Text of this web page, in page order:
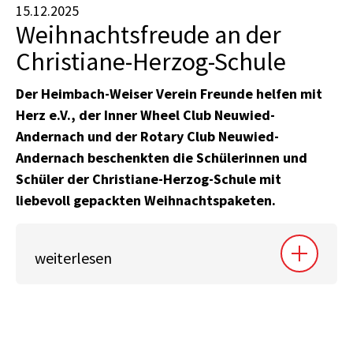
15.12.2025
Weihnachtsfreude an der
Christiane-Herzog-Schule
Der Heimbach-Weiser Verein Freunde helfen mit
Herz e.V., der Inner Wheel Club Neuwied-
Andernach und der Rotary Club Neuwied-
Andernach beschenkten die Schülerinnen und
Schüler der Christiane-Herzog-Schule mit
liebevoll gepackten Weihnachtspaketen.
weiterlesen